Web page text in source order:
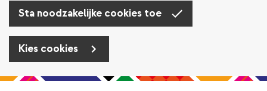
Sta noodzakelijke cookies toe
Kies cookies
Overslaan